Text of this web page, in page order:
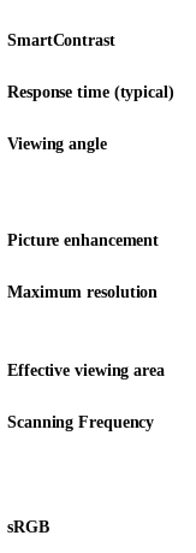
SmartContrast
Response time (typical)
Viewing angle
Picture enhancement
Maximum resolution
Effective viewing area
Scanning Frequency
sRGB